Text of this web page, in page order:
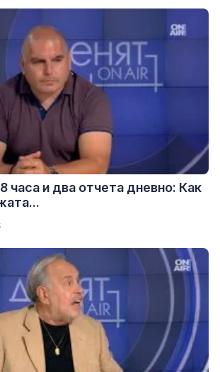
часа и два отчета дневно: Как